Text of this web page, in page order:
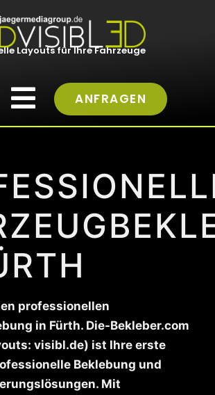
Layouts für Ihre Fahrzeuge
ANFRAGEN
professionellen
in Fürth. Die-Bekleber.com
visibl.de) ist Ihre erste
Beklebung und
Mit